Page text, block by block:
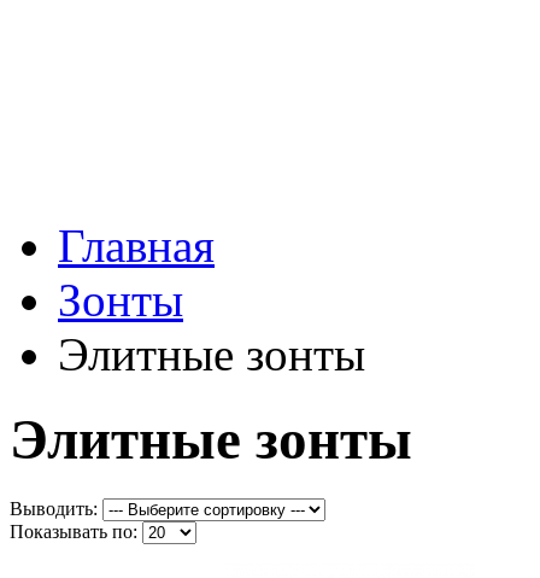
Главная
Зонты
Элитные зонты
Элитные зонты
Выводить:
Показывать по: